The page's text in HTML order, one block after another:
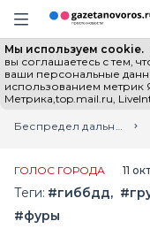
Информационный портал
Навигация сайта
Мы используем cookie.
вы соглашаетесь с тем,
ваши персональные
использованием метрик
Метрика,top.mail.ru,
Все новости
Главная
Лента
Беспредел дальнобойщиков в Новороссийске: замглавы города обещает принять меры
ГОЛОС ГОРОДА 11
Теги: #гиббдд
#фуры